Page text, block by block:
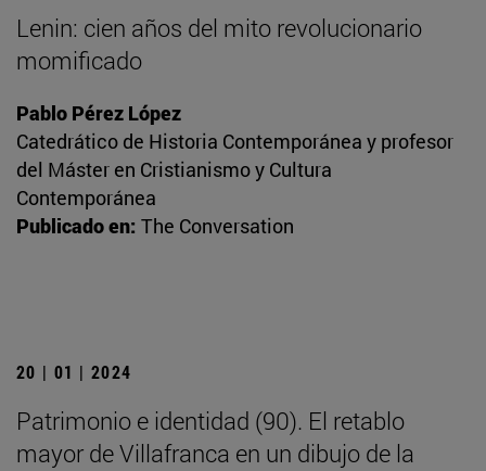
Lenin: cien años del mito revolucionario
momificado
Pablo Pérez López
Catedrático de Historia Contemporánea y profesor
del Máster en Cristianismo y Cultura
Contemporánea
Publicado en: The Conversation
20 | 01 | 2024
Patrimonio e identidad (90). El retablo
mayor de Villafranca en un dibujo de la